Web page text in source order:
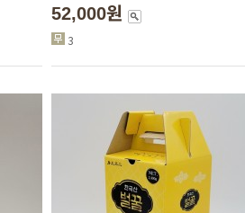
52,000원
3